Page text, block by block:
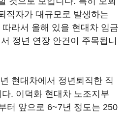
직자가 대규모로 발생하는
라서 올해 있을 현대차 임금
정년 연장 안건이 주목됩니
현대차에서 정년퇴직한 직
. 이덕화 현대차 노조지부
터 앞으로 6~7년 정도는 250